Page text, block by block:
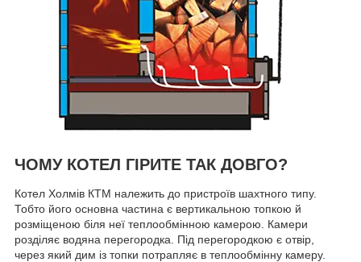
ЧОМУ КОТЕЛ ГІРИТЕ ТАК ДОВГО?
Котел Холмів КТМ належить до пристроїв шахтного типу.
Тобто його основна частина є вертикальною топкою й
розміщеною біля неї теплообмінною камерою. Камери
розділяє водяна перегородка. Під перегородкою є отвір,
через який дим із топки потрапляє в теплообмінну камеру.